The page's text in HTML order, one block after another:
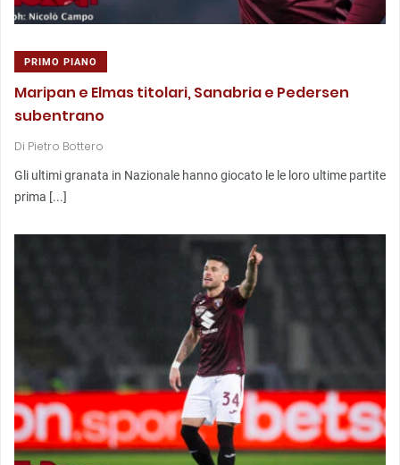
PRIMO PIANO
Maripan e Elmas titolari, Sanabria e Pedersen
subentrano
Di Pietro Bottero
Gli ultimi granata in Nazionale hanno giocato le le loro ultime partite
prima [...]